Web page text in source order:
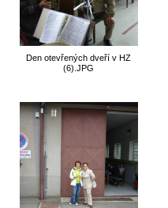
Den otevřených dveří v HZ
(6).JPG